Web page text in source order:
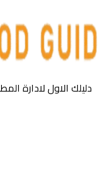
دليلك الاول لادارة المطاعم